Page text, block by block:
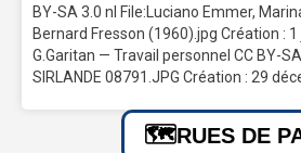
BY-SA 3.0 nl File:Luciano Emmer,
Bernard Fresson (1960).jpg Création :
G.Garitan — Travail personnel CC BY-
SIRLANDE 08791.JPG Création : 29
RUES DE